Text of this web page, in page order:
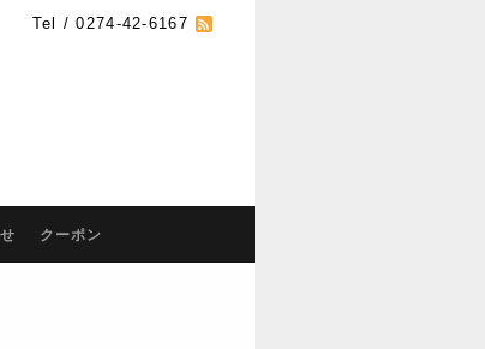
Tel / 0274-42-6167
クーポン